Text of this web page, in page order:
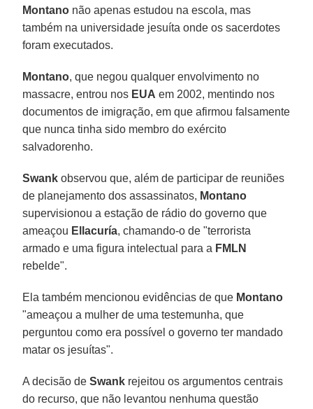
Montano não apenas estudou na escola, mas
também na universidade jesuíta onde os sacerdotes
foram executados.
Montano, que negou qualquer envolvimento no
massacre, entrou nos EUA em 2002, mentindo nos
documentos de imigração, em que afirmou falsamente
que nunca tinha sido membro do exército
salvadorenho.
Swank observou que, além de participar de reuniões
de planejamento dos assassinatos, Montano
supervisionou a estação de rádio do governo que
ameaçou Ellacuría, chamando-o de "terrorista
armado e uma figura intelectual para a FMLN
rebelde".
Ela também mencionou evidências de que Montano
"ameaçou a mulher de uma testemunha, que
perguntou como era possível o governo ter mandado
matar os jesuítas".
A decisão deSwank rejeitou os argumentos centrais
do recurso, que não levantou nenhuma questão